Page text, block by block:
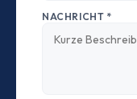
NACHRICHT *